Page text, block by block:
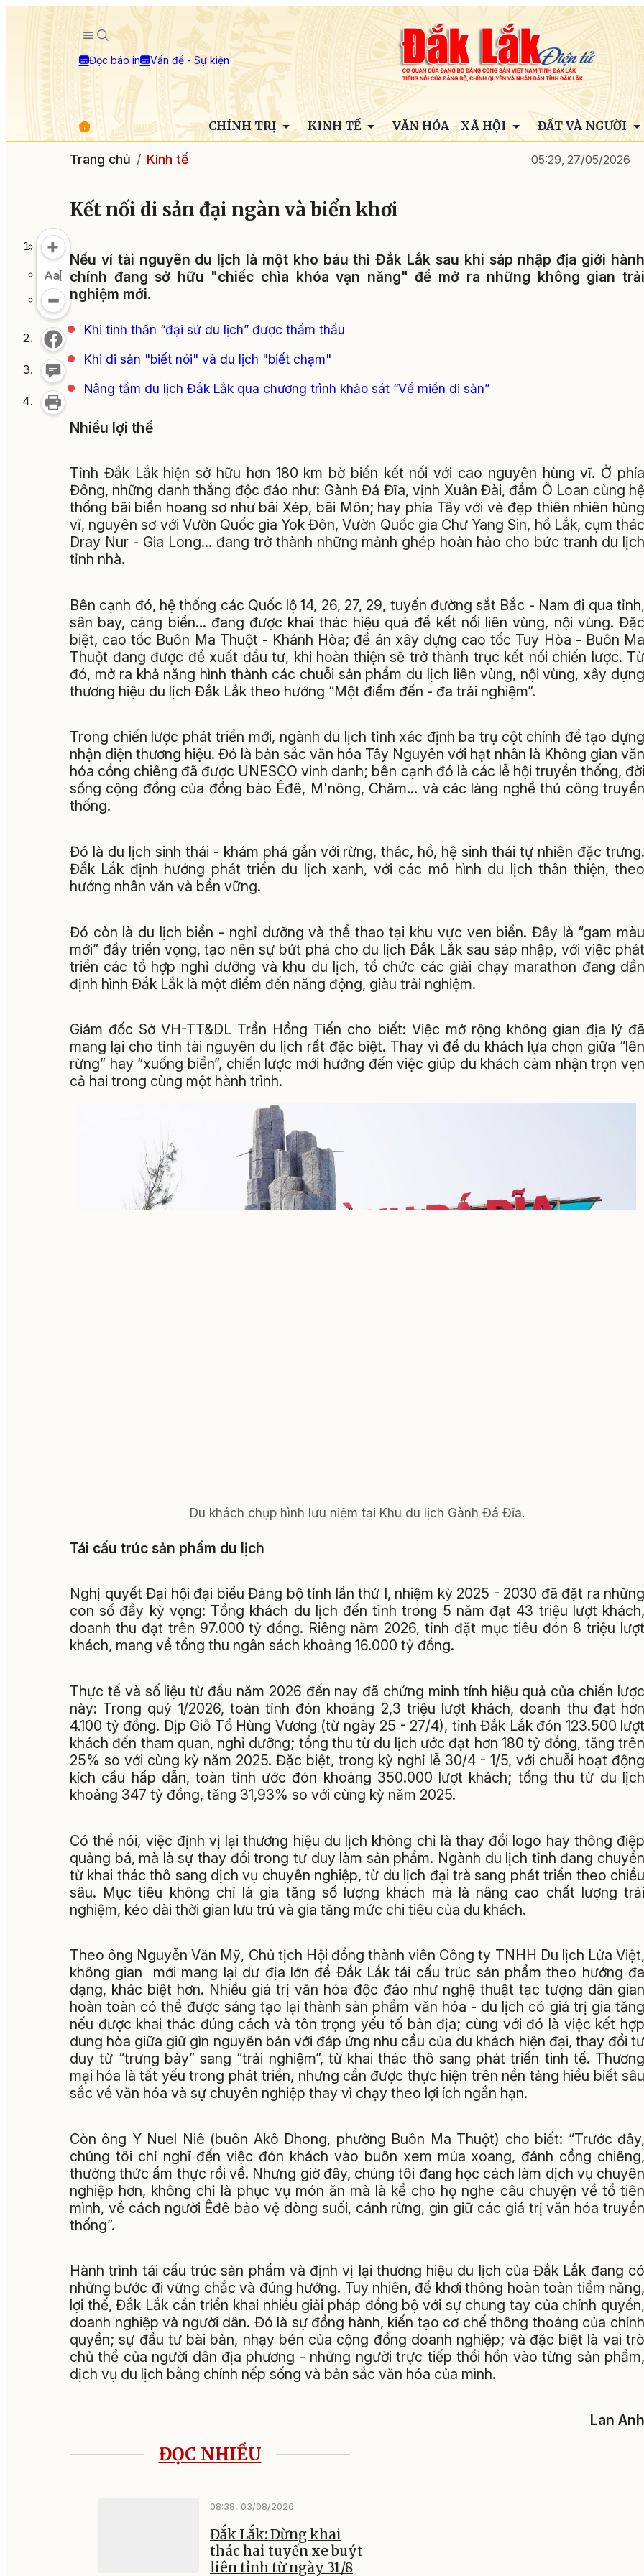
Đọc báo in Vấn đề - Sự kiện
CHÍNH TRỊ KINH TẾ VĂN HÓA - XÃ HỘI ĐẤT VÀ NGƯỜI
Trang chủ Kinh tế 05:29, 27/05/2026
Kết nối di sản đại ngàn và biển khơi
Nếu ví tài nguyên du lịch là một kho báu thì Đắk Lắk sau khi sáp nhập địa giới hành
chính đang sở hữu "chiếc chìa khóa vạn năng" để mở ra những không gian trải
nghiệm mới.
Khi tinh thần “đại sứ du lịch” được thẩm thấu
Khi di sản "biết nói" và du lịch "biết chạm"
Nâng tầm du lịch Đắk Lắk qua chương trình khảo sát “Về miền di sản”
Nhiều lợi thế
Tỉnh Đắk Lắk hiện sở hữu hơn 180 km bờ biển kết nối với cao nguyên hùng vĩ. Ở phía
Đông, những danh thắng độc đáo như: Gành Đá Đĩa, vịnh Xuân Đài, đầm Ô Loan cùng hệ
thống bãi biển hoang sơ như bãi Xép, bãi Môn; hay phía Tây với vẻ đẹp thiên nhiên hùng
vĩ, nguyên sơ với Vườn Quốc gia Yok Đôn, Vườn Quốc gia Chư Yang Sin, hồ Lắk, cụm thác
Dray Nur - Gia Long… đang trở thành những mảnh ghép hoàn hảo cho bức tranh du lịch
tỉnh nhà.
Bên cạnh đó, hệ thống các Quốc lộ 14, 26, 27, 29, tuyến đường sắt Bắc - Nam đi qua tỉnh,
sân bay, cảng biển… đang được khai thác hiệu quả để kết nối liên vùng, nội vùng. Đặc
biệt, cao tốc Buôn Ma Thuột - Khánh Hòa; đề án xây dựng cao tốc Tuy Hòa - Buôn Ma
Thuột đang được đề xuất đầu tư, khi hoàn thiện sẽ trở thành trục kết nối chiến lược. Từ
đó, mở ra khả năng hình thành các chuỗi sản phẩm du lịch liên vùng, nội vùng, xây dựng
thương hiệu du lịch Đắk Lắk theo hướng “Một điểm đến - đa trải nghiệm”.
Trong chiến lược phát triển mới, ngành du lịch tỉnh xác định ba trụ cột chính để tạo dựng
nhận diện thương hiệu. Đó là bản sắc văn hóa Tây Nguyên với hạt nhân là Không gian văn
hóa cồng chiêng đã được UNESCO vinh danh; bên cạnh đó là các lễ hội truyền thống, đời
sống cộng đồng của đồng bào Êđê, M'nông, Chăm… và các làng nghề thủ công truyền
thống.
Đó là du lịch sinh thái - khám phá gắn với rừng, thác, hồ, hệ sinh thái tự nhiên đặc trưng.
Đắk Lắk định hướng phát triển du lịch xanh, với các mô hình du lịch thân thiện, theo
hướng nhân văn và bền vững.
Đó còn là du lịch biển - nghỉ dưỡng và thể thao tại khu vực ven biển. Đây là “gam màu
mới” đầy triển vọng, tạo nên sự bứt phá cho du lịch Đắk Lắk sau sáp nhập, với việc phát
triển các tổ hợp nghỉ dưỡng và khu du lịch, tổ chức các giải chạy marathon đang dần
định hình Đắk Lắk là một điểm đến năng động, giàu trải nghiệm.
Giám đốc Sở VH-TT&DL Trần Hồng Tiến cho biết: Việc mở rộng không gian địa lý đã
mang lại cho tỉnh tài nguyên du lịch rất đặc biệt. Thay vì để du khách lựa chọn giữa “lên
rừng” hay “xuống biển”, chiến lược mới hướng đến việc giúp du khách cảm nhận trọn vẹn
cả hai trong cùng một hành trình.
Du khách chụp hình lưu niệm tại Khu du lịch Gành Đá Đĩa.
Tái cấu trúc sản phẩm du lịch
Nghị quyết Đại hội đại biểu Đảng bộ tỉnh lần thứ I, nhiệm kỳ 2025 - 2030 đã đặt ra những
con số đầy kỳ vọng: Tổng khách du lịch đến tỉnh trong 5 năm đạt 43 triệu lượt khách,
doanh thu đạt trên 97.000 tỷ đồng. Riêng năm 2026, tỉnh đặt mục tiêu đón 8 triệu lượt
khách, mang về tổng thu ngân sách khoảng 16.000 tỷ đồng.
Thực tế và số liệu từ đầu năm 2026 đến nay đã chứng minh tính hiệu quả của chiến lược
này: Trong quý 1/2026, toàn tỉnh đón khoảng 2,3 triệu lượt khách, doanh thu đạt hơn
4.100 tỷ đồng. Dịp Giỗ Tổ Hùng Vương (từ ngày 25 - 27/4), tỉnh Đắk Lắk đón 123.500 lượt
khách đến tham quan, nghỉ dưỡng; tổng thu từ du lịch ước đạt hơn 180 tỷ đồng, tăng trên
25% so với cùng kỳ năm 2025. Đặc biệt, trong kỳ nghỉ lễ 30/4 - 1/5, với chuỗi hoạt động
kích cầu hấp dẫn, toàn tỉnh ước đón khoảng 350.000 lượt khách; tổng thu từ du lịch
khoảng 347 tỷ đồng, tăng 31,93% so với cùng kỳ năm 2025.
Có thể nói, việc định vị lại thương hiệu du lịch không chỉ là thay đổi logo hay thông điệp
quảng bá, mà là sự thay đổi trong tư duy làm sản phẩm. Ngành du lịch tỉnh đang chuyển
từ khai thác thô sang dịch vụ chuyên nghiệp, từ du lịch đại trà sang phát triển theo chiều
sâu. Mục tiêu không chỉ là gia tăng số lượng khách mà là nâng cao chất lượng trải
nghiệm, kéo dài thời gian lưu trú và gia tăng mức chi tiêu của du khách.
Theo ông Nguyễn Văn Mỹ, Chủ tịch Hội đồng thành viên Công ty TNHH Du lịch Lửa Việt,
không gian mới mang lại dư địa lớn để Đắk Lắk tái cấu trúc sản phẩm theo hướng đa
dạng, khác biệt hơn. Nhiều giá trị văn hóa độc đáo như nghệ thuật tạc tượng dân gian
hoàn toàn có thể được sáng tạo lại thành sản phẩm văn hóa - du lịch có giá trị gia tăng
nếu được khai thác đúng cách và tôn trọng yếu tố bản địa; cùng với đó là việc kết hợp
dung hòa giữa giữ gìn nguyên bản với đáp ứng nhu cầu của du khách hiện đại, thay đổi tư
duy từ “trưng bày” sang “trải nghiệm”, từ khai thác thô sang phát triển tinh tế. Thương
mại hóa là tất yếu trong phát triển, nhưng cần được thực hiện trên nền tảng hiểu biết sâu
sắc về văn hóa và sự chuyên nghiệp thay vì chạy theo lợi ích ngắn hạn.
Còn ông Y Nuel Niê (buôn Akô Dhong, phường Buôn Ma Thuột) cho biết: “Trước đây,
chúng tôi chỉ nghĩ đến việc đón khách vào buôn xem múa xoang, đánh cồng chiêng,
thưởng thức ẩm thực rồi về. Nhưng giờ đây, chúng tôi đang học cách làm dịch vụ chuyên
nghiệp hơn, không chỉ là phục vụ món ăn mà là kể cho họ nghe câu chuyện về tổ tiên
mình, về cách người Êđê bảo vệ dòng suối, cánh rừng, gìn giữ các giá trị văn hóa truyền
thống”.
Hành trình tái cấu trúc sản phẩm và định vị lại thương hiệu du lịch của Đắk Lắk đang có
những bước đi vững chắc và đúng hướng. Tuy nhiên, để khơi thông hoàn toàn tiềm năng,
lợi thế, Đắk Lắk cần triển khai nhiều giải pháp đồng bộ với sự chung tay của chính quyền,
doanh nghiệp và người dân. Đó là sự đồng hành, kiến tạo cơ chế thông thoáng của chính
quyền; sự đầu tư bài bản, nhạy bén của cộng đồng doanh nghiệp; và đặc biệt là vai trò
chủ thể của người dân địa phương - những người trực tiếp thổi hồn vào từng sản phẩm,
dịch vụ du lịch bằng chính nếp sống và bản sắc văn hóa của mình.
Lan Anh
ĐỌC NHIỀU
08:38, 03/08/2026
Đắk Lắk: Dừng khai
thác hai tuyến xe buýt
liên tỉnh từ ngày 31/8